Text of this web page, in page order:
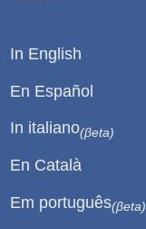
In English
En Español
In italiano(βeta)
En Català
Em português(βeta)